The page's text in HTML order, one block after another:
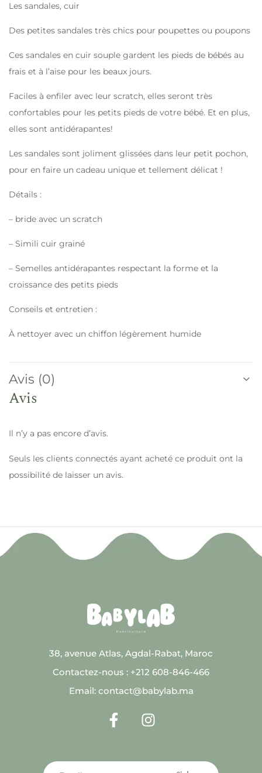
Les sandales, cuir
Des petites sandales très chics pour poupettes ou poupons
Ces sandales en cuir souple gardent les pieds de bébés au
frais et à l’aise pour les beaux jours.
Faciles à enfiler avec leur scratch, elles seront très
confortables pour les petits pieds de votre bébé. Et en plus,
elles sont antidérapantes!
Les sandales sont joliment glissées dans leur petit pochon,
pour en faire un cadeau unique et tellement délicat !
Détails :
– bride avec un scratch
– Simili cuir grainé
– Semelles antidérapantes respectant la forme et la
croissance des petits pieds
Conseils et entretien :
À nettoyer avec un chiffon légèrement humide
Avis (0)
Avis
Il n’y a pas encore d’avis.
Seuls les clients connectés ayant acheté ce produit ont la
possibilité de laisser un avis.
38, avenue Atlas, Agdal-Rabat, Maroc
Contactez-nous : +212 608-846-466
Email: contact@babylab.ma